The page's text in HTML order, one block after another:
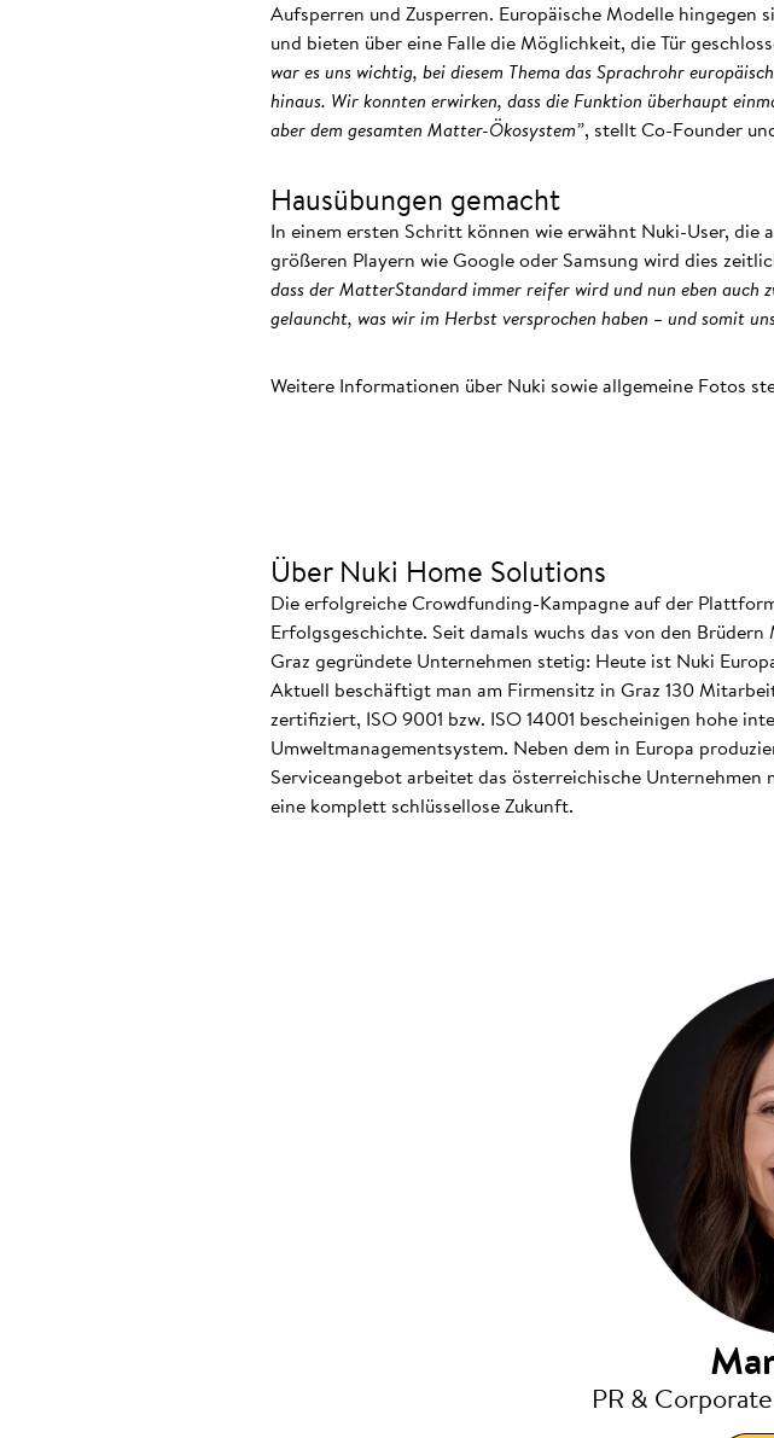
Aufsperren und Zusperren. Europäische Modelle
und bieten über eine Falle die Möglichkeit, die Tür
war es uns wichtig, bei diesem Thema das Sprachrohr
hinaus. Wir konnten erwirken, dass die Funktion überhaupt
aber dem gesamten Matter-Ökosystem”, stellt Co-Founder
Hausübungen gemacht
In einem ersten Schritt können wie erwähnt Nuki-User, die
größeren Playern wie Google oder Samsung wird dies
dass der MatterStandard immer reifer wird und nun eben auch
gelauncht, was wir im Herbst versprochen haben – und somit
Weitere Informationen über Nuki sowie allgemeine Fotos
Über Nuki Home Solutions
Die erfolgreiche Crowdfunding-Kampagne auf der
Erfolgsgeschichte. Seit damals wuchs das von den
Graz gegründete Unternehmen stetig: Heute ist Nuki
Aktuell beschäftigt man am Firmensitz in Graz 130
zertifiziert, ISO 9001 bzw. ISO 14001 bescheinigen hohe
Umweltmanagementsystem. Neben dem in Europa
Serviceangebot arbeitet das österreichische
eine komplett schlüssellose Zukunft.
PR &